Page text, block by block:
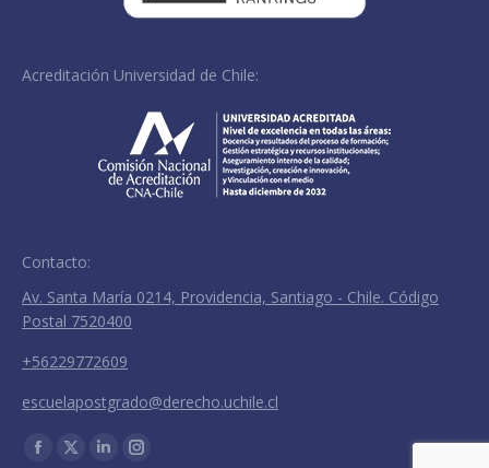
Acreditación Universidad de Chile:
Contacto:
Av. Santa María 0214, Providencia, Santiago - Chile. Código
Postal 7520400
+56229772609
escuelapostgrado@derecho.uchile.cl
Encuéntranos en:
Facebook
X LinkedinInstagram